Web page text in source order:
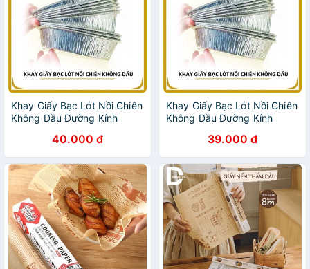
Khay Giấy Bạc Lót Nồi Chiên
Không Dầu Đường Kính
40.000 đ
Khay Giấy Bạc Lót Nồi Chiên
Không Dầu Đường Kính
39.000 đ